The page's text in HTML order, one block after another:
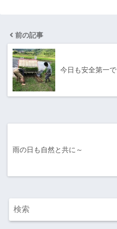
前の記事
今日も安全第一で
雨の日も自然と共に～